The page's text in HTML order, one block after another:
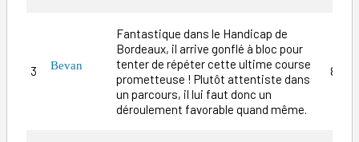
3 Bevan
Fantastique dans le Handicap de
Bordeaux, il arrive gonflé à bloc pour
tenter de répéter cette ultime course
prometteuse ! Plutôt attentiste dans
un parcours, il lui faut donc un
déroulement favorable quand même.
8/1